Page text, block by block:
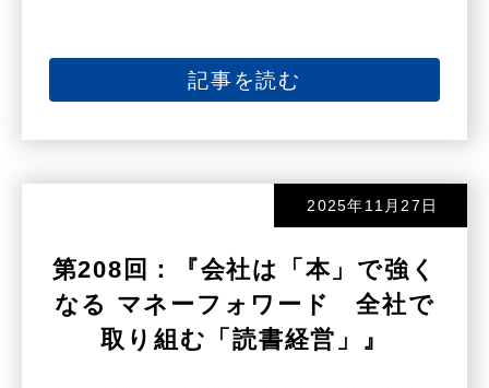
記事を読む
2025年11月27日
第208回：『会社は「本」で強く
なる マネーフォワード 全社で
取り組む「読書経営」』